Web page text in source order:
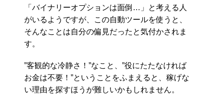
「バイナリーオプションは面倒…」と考える人
がいるようですが、この自動ツールを使うと、
そんなことは自分の偏見だったと気付かされま
す。
”客観的な冷静さ！”なこと、”役にたたなければ
お金は不要！”ということをふまえると、稼げな
い理由を探すほうが難しいかもしれません。